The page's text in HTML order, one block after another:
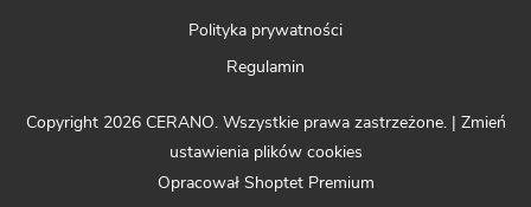
Polityka prywatności
Regulamin
Opracował Shoptet Premium
Copyright 2026 CERANO. Wszystkie prawa zastrzeżone. | Zmień
ustawienia plików cookies